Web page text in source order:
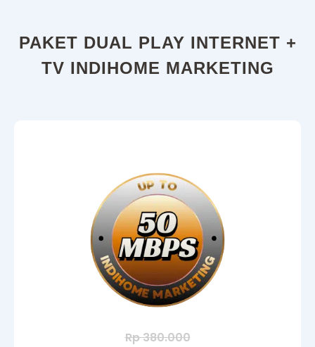
PAKET DUAL PLAY INTERNET +
TV INDIHOME MARKETING
Rp 380.000